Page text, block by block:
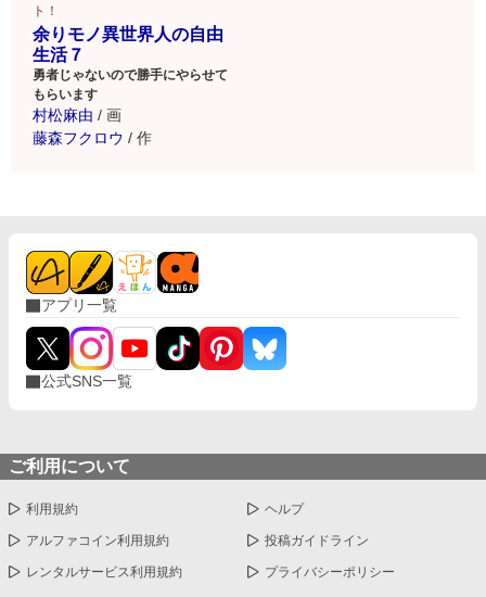
ト！
余りモノ異世界人の自由
生活７
勇者じゃないので勝手にやらせて
もらいます
村松麻由 / 画
藤森フクロウ / 作
アプリ一覧
公式SNS一覧
ご利用について
利用規約 ヘルプ
アルファコイン利用規約 投稿ガイドライン
レンタルサービス利用規約 プライバシーポリシー